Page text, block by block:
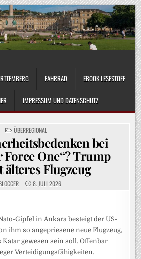
FAHRRAD EBOOK LESESTOFF
IMPRESSUM UND DATENSCHUTZ
POSTED
IN
ÜBERREGIONAL
bei
Force One“? Trump
Flugzeug
8. JULI 2026
Gipfel in Ankara besteigt der US-
ihm so angepriesene neue Flugzeug,
Katar gewesen sein soll. Offenbar
Verteidigungsfähigkeiten.